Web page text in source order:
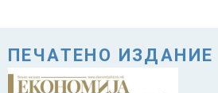
ПЕЧАТЕНО ИЗДАНИЕ